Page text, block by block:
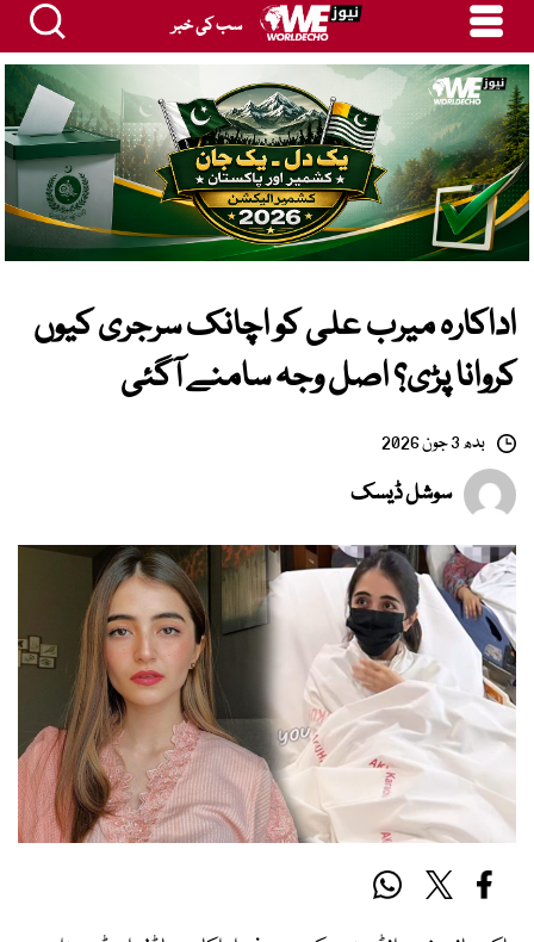
سب کی خبر
اداکارہ میرب علی کو اچانک سرجری کیوں
کروانا پڑی؟ اصل وجہ سامنے آگئی
بدھ 3 جون 2026
سوشل ڈیسک